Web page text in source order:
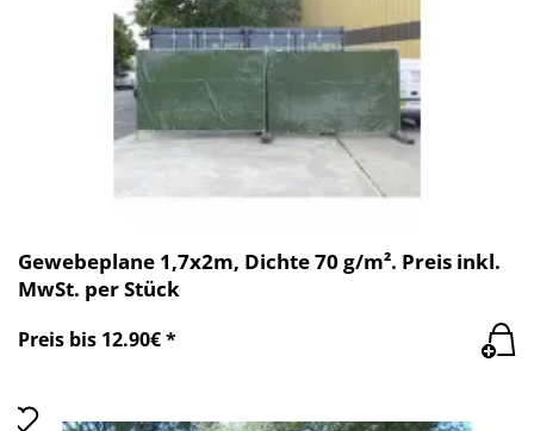
Gewebeplane 1,7x2m, Dichte 70 g/m². Preis inkl.
MwSt. per Stück
Preis bis 12.90€ *